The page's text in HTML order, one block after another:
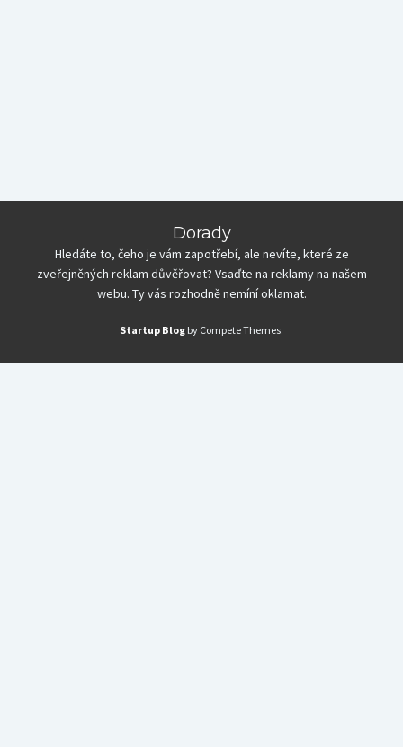
Dorady
Hledáte to, čeho je vám zapotřebí, ale nevíte, které ze
zveřejněných reklam důvěřovat? Vsaďte na reklamy na našem
webu. Ty vás rozhodně nemíní oklamat.
Startup Blog by Compete Themes.